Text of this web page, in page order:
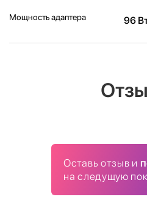
Мощность адаптера 96
Оставь отзыв и
на следущую